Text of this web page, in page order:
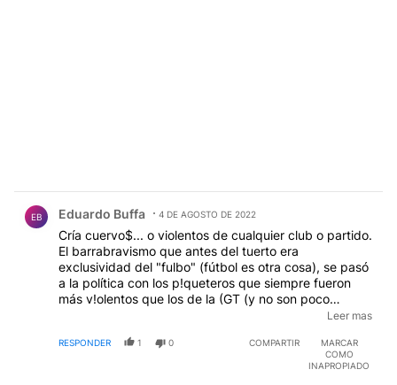
EB Eduardo Buffa 4 DE AGOSTO DE 2022
Cría cuervo$... o violentos de cualquier club o partido.
El barrabravismo que antes del tuerto era
exclusividad del "fulbo" (fútbol es otra cosa), se pasó
a la política con los p!queteros que siempre fueron
más v!olentos que los de la (GT (y no son poco
violentos estos muchachEs). Habrá mucho de esto y
quilombo$...como los de La Cámp*ra, aunque por otra
Leer mas
RESPONDER 1 0 COMPARTIR
MARCAR
COMO
INAPROPIADO